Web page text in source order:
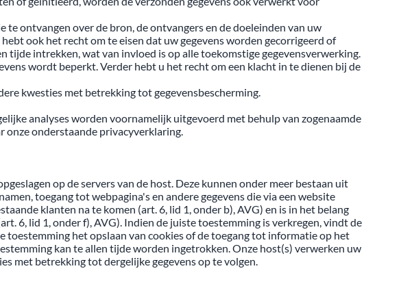
ontvangen over de bron, de ontvangers en de doeleinden van uw
ook het recht om te eisen dat uw gegevens worden gecorrigeerd of
tijde intrekken, wat van invloed is op alle toekomstige gegevensverwerking.
wordt beperkt. Verder hebt u het recht om een klacht in te dienen bij de
kwesties met betrekking tot gegevensbescherming.
analyses worden voornamelijk uitgevoerd met behulp van zogenaamde
onze onderstaande privacyverklaring.
op de servers van de host. Deze kunnen onder meer bestaan uit
toegang tot webpagina's en andere gegevens die via een website
klanten na te komen (art. 6, lid 1, onder b), AVG) en is in het belang
6, lid 1, onder f), AVG). Indien de juiste toestemming is verkregen, vindt de
toestemming het opslaan van cookies of de toegang tot informatie op het
kan te allen tijde worden ingetrokken. Onze host(s) verwerken uw
met betrekking tot dergelijke gegevens op te volgen.